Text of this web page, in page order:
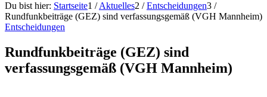
Du bist hier: Startseite1 / Aktuelles2 / Entscheidungen3 /
Rundfunkbeiträge (GEZ) sind verfassungsgemäß (VGH Mannheim)
Entscheidungen
Rundfunkbeiträge (GEZ) sind
verfassungsgemäß (VGH Mannheim)